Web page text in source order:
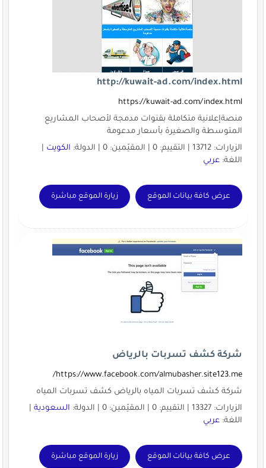
http://kuwait-ad.com/index.html
https://kuwait-ad.com/index.html
منصةإعلانية متكاملة بقنوات مدمجة لأصحاب المشاريع
المتوسطة والصغيرة بأسعار مدعومة
الزيارات: 13712 | التقييم: 0 | المقيّمين: 0 | الدولة:
الكويت|
اللغة: عربي
عرض كافة بيانات الموقع زيارة الموقع مباشرة
شركة كشف تسربات بالرياض
https://www.facebook.com/almubasher.site123.me/
شركة كشف تسربات المياه بالرياض كشف تسربات المياه
الزيارات: 13327 | التقييم: 0 | المقيّمين: 0 | الدولة:
السعودية|
اللغة: عربي
عرض كافة بيانات الموقع زيارة الموقع مباشرة